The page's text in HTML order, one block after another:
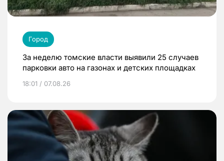
Город
За неделю томские власти выявили 25 случаев
парковки авто на газонах и детских площадках
18:01 / 07.08.26